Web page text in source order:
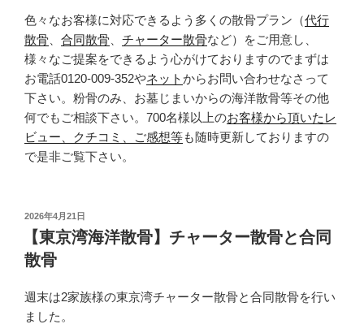
色々なお客様に対応できるよう多くの散骨プラン（代行
散骨
合同散骨 チャーター散骨など）をご用意し、
様々なご提案をできるよう心がけておりますのでまずは
お電話0120-009-352やネットからお問い合わせなさって
下さい。粉骨のみ、お墓じまいからの海洋散骨等その他
何でもご相談下さい。700名様以上のお客様から頂いたレ
ビュー、クチコミ、ご感想等も随時更新しておりますの
で是非ご覧下さい。
投
日:
2026年4月21日
【東京湾海洋散骨】チャーター散骨と合同
散骨
週末は2家族様の東京湾チャーター散骨と合同散骨を行い
ました。